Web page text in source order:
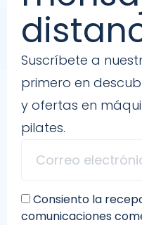
Suscríbete a
primero en
y ofertas en
pilates.
Consiento la
comunicaciones